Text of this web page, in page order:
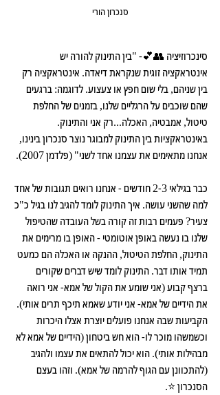
סנכרון הורי
סינכרוזיציה 👥💕- "בין התינוק להורה יש
אינטראקציה זוגית שנקראת דיאדה. אינטראקציה רק
בין שניהם, בלי שום חפץ או צעצוע. לדוגמה: ברגעים
שהם שוכבים על הרגליים שלנו, בזמנים של החלפת
טיטול, אמבטיה, האכלה...רק אני והתינוק.
באינטראקציות בין התינוק למבוגר נוצר סנכרון בינינו,
אנחנו מתאימים את עצמנו אחד לשני" (פלדמן 2007).
כבר בגילאי 2-3 חודשים - אנחנו רואים תגובות של אחד
למה שהשני עושה. איך התינוק לומד להגיב לנו בגיל כ"כ
צעיר? פעמים רבות זה קורה בשל העובדה שהטיפול
שלנו בו נעשה באופן אוטומטי - האופן בו מרימים את
התינוק, החלפת הטיטול, ההנקה או האכלה הם כמעט
תמיד אותו דבר. התינוק לומד שיש דברים שקורים
ברצף קבוע (אני שומע את הקול של אמא- אני רואה
את הידיים של אמא- אני יודע שאמא תיכף תרים אותי).
הקביעות שבה אנחנו פועלים יוצרת אצלו היכרות
וכשמשהו מוכר לו- הוא חש ביטחון (הידיים של אמא לא
מבהילות אותי). הוא יכול להתאים את עצמו ולהגיב
(להתכוונן עם הגוף להרמה של אמא). וזהו בעצם
הסנכרון ⭐️.